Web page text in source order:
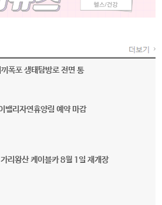
폭포 생태탐방로 전면 통
밸리자연휴양림 예약 마감
리왕산 케이블카 8월 1일 재개장